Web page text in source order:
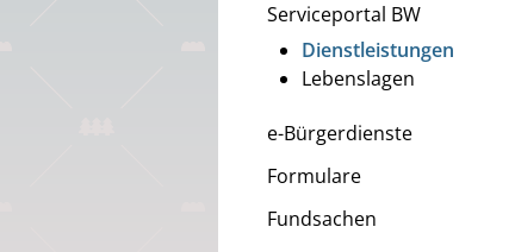
Serviceportal BW
Dienstleistungen
Lebenslagen
e-Bürgerdienste
Formulare
Fundsachen